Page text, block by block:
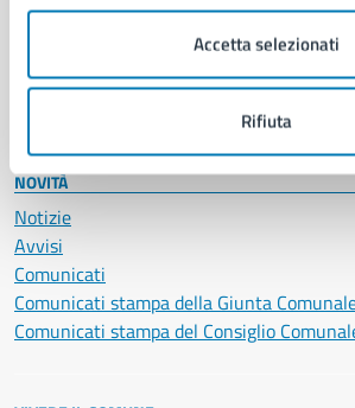
Accetta selezionati
Rifiuta
Imprese e commercio
Salute, benessere e assistenza
Servizi Cimiteriali
Vita lavorativa
NOVITÀ
Notizie
Avvisi
Comunicati
Comunicati stampa della Giunta
Comunicati stampa del Consiglio